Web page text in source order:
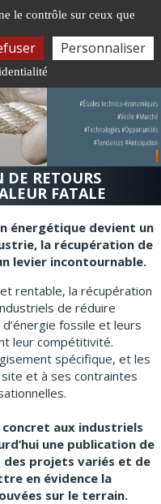
RETOURS
FATALE
énergétique devient un
la récupération de
levier incontournable.
rentable, la récupération
de réduire
fossile et leurs
leur compétitivité.
spécifique, et les
et à ses contraintes
concret aux industriels
une publication de
des projets variés et de
en évidence la
sur le terrain.
le contrôle sur ceux que
Personnaliser